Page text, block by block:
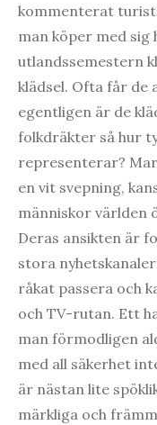
kommenterat
man köper med
utlandssemestern
klädsel. Ofta får de
egentligen är de
folkdräkter så hur
representerar?
en vit svepning,
människor världen
Deras ansikten är
stora
råkat passera och
och TV-rutan. Ett
man förmodligen
med all säkerhet
är nästan lite
märkliga och